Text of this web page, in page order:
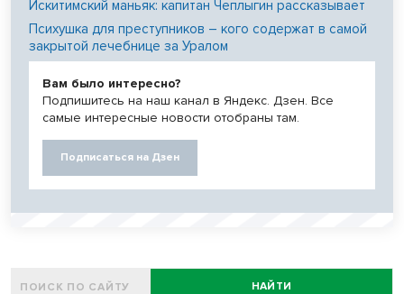
Искитимский маньяк: капитан Чеплыгин рассказывает
Психушка для преступников – кого содержат в самой
закрытой лечебнице за Уралом
Вам было интересно?
Подпишитесь на наш канал в Яндекс. Дзен. Все
самые интересные новости отобраны там.
Подписаться на Дзен
НАЙТИ